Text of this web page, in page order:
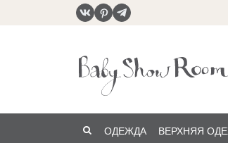
ОДЕЖДА ВЕРХНЯЯ